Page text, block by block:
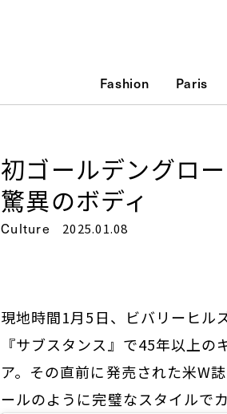
Fashion Paris
初ゴールデングロ
驚異のボディ
Culture 2025.01.08
現地時間1月5日、ビバリーヒル
『サブスタンス』で45年以上
ア。その直前に発売された米W
ールのように完璧なスタイルで